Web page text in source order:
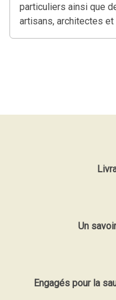
particuliers ainsi que
artisans, architectes et
Un
Engagés pour la